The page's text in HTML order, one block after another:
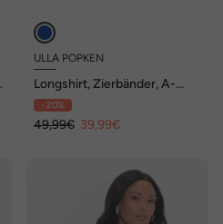
ULLA POPKEN
Longshirt, Zierbänder, A-
Linie, Tunika-Ausschnitt,
3/4-Arm
- 20%
49,99€ 39,99€